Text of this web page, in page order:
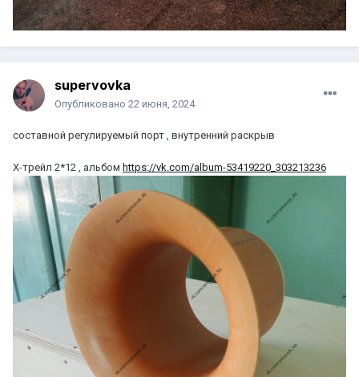
supervovka
Опубликовано 22 июня, 2024
составной регулируемый порт , внутренний раскрыв
Х-трейл 2*12 , альбом https://vk.com/album-53419220_303213236